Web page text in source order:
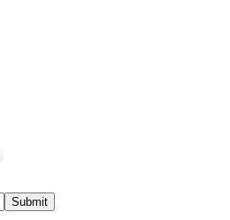
Submit